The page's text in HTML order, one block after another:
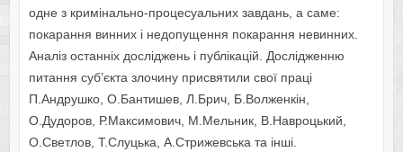
одне з кримінально-процесуальних завдань, а саме:
покарання винних і недопущення покарання невинних.
Аналіз останніх досліджень і публікацій. Дослідженню
питання суб’єкта злочину присвятили свої праці
П.Андрушко, О.Бантишев, Л.Брич, Б.Волженкін,
О.Дудоров, Р.Максимович, М.Мельник, В.Навроцький,
О.Светлов, Т.Слуцька, А.Стрижевська та інші.